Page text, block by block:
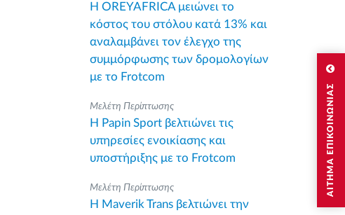
ΑΙΤΗΜΑ ΕΠΙΚΟΙΝΩΝΙΑΣ
Η OREYAFRICA μειώνει το
κόστος του στόλου κατά 13% και
αναλαμβάνει τον έλεγχο της
συμμόρφωσης των δρομολογίων
με το Frotcom
Μελέτη Περίπτωσης
Η Papin Sport βελτιώνει τις
υπηρεσίες ενοικίασης και
υποστήριξης με το Frotcom
Μελέτη Περίπτωσης
Η Maverik Trans βελτιώνει την